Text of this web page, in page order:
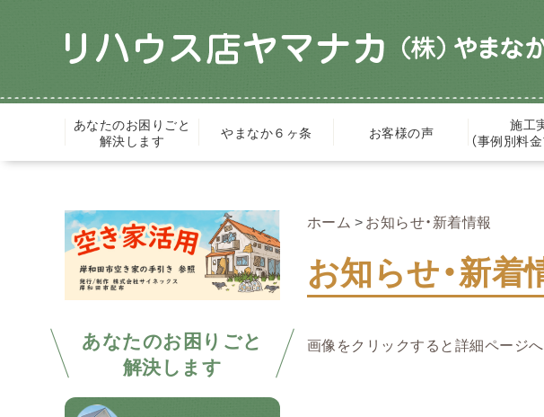
あなたのお困りごと
解決します
やまなか６ヶ条 お客様の声
施工
（事例別料
あなたのお困りごと
解決します
ホーム お知らせ・新着情報
お知らせ・新着
画像をクリックすると詳細ページ